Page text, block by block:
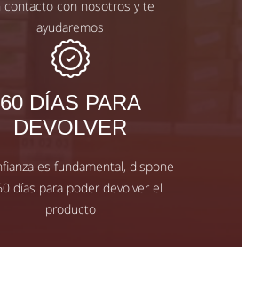
contacto con nosotros y te
ayudaremos
60 DÍAS PARA
DEVOLVER
es fundamental, dispone
días para poder devolver el
producto